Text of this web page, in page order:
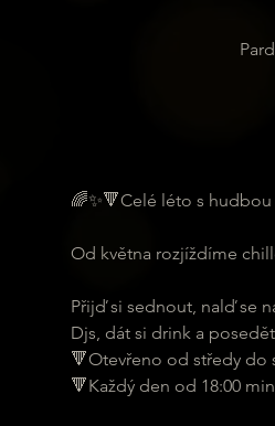
🌈✨🔻Celé léto s
Od května rozjíždíme
Přijď si sednout, nalď se
Djs, dát si drink a
🔻Otevřeno od středy do
🔻Každý den od 18:00